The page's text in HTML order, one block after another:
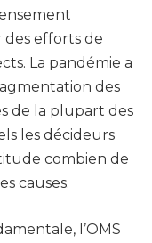
efforts de
La pandémie a
des
de la plupart des
les décideurs
combien de
causes.
l’OMS